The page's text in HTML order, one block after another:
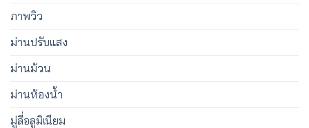
ภาพวิว
ม่านปรับแสง
ม่านม้วน
ม่านห้องน้ำ
มู่ลี่อลูมิเนียม